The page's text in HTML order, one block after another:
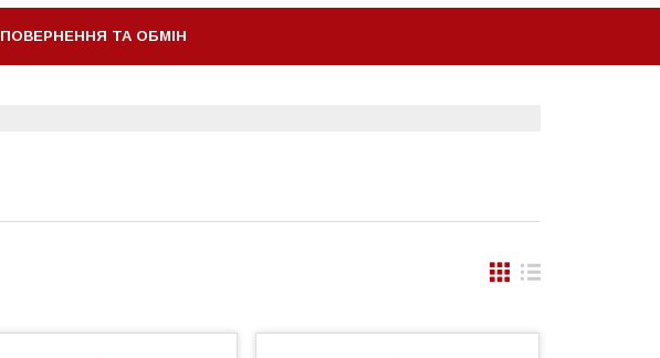
ПОВЕРНЕННЯ ТА ОБМІН